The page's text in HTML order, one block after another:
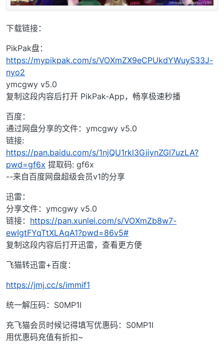
下载链接：
PikPak盘：
https://mypikpak.com/s/VOXmZX9eCPUkdYWuyS33J-
nyo2
ymcgwy v5.0
复制这段内容后打开 PikPak-App，畅享极速秒播
百度：
通过网盘分享的文件：ymcgwy v5.0
链接:
https://pan.baidu.com/s/1njQU1rkl3GiiynZGl7uzLA?
pwd=gf6x 提取码: gf6x
--来自百度网盘超级会员v1的分享
迅雷：
分享文件：ymcgwy v5.0
链接： https://pan.xunlei.com/s/VOXmZb8w7-
ewIgtFYqTtXLAqA1?pwd=86v5#
复制这段内容后打开迅雷，查看更方便
飞猫转迅雷+百度：
https://jmj.cc/s/immif1
统一解压码：S0MP1I
充飞猫会员时候记得填写优惠码：S0MP1I
用优惠码充值有折扣~